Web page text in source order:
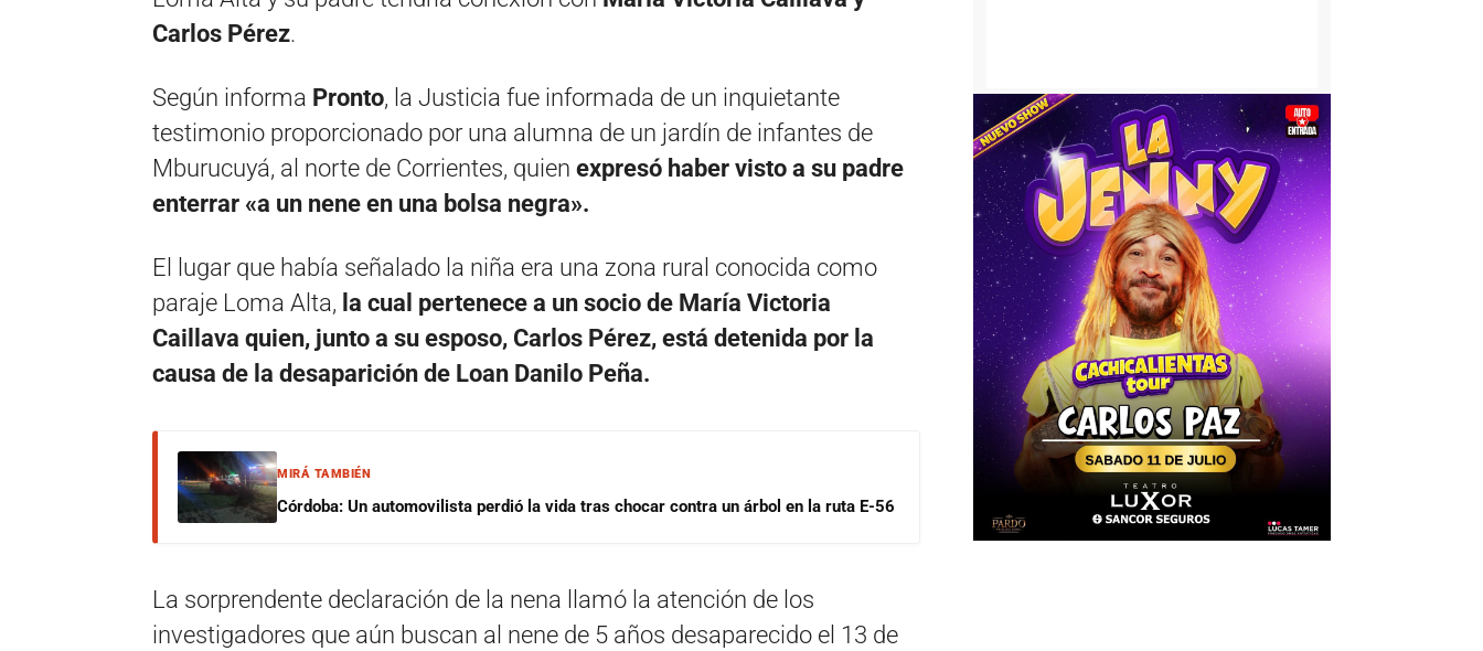
Carlos Pérez.
Según informa Pronto, la Justicia fue informada de un inquietante
testimonio proporcionado por una alumna de un jardín de infantes de
Mburucuyá, al norte de Corrientes, quien expresó haber visto a su padre
enterrar «a un nene en una bolsa negra».
El lugar que había señalado la niña era una zona rural conocida como
paraje Loma Alta, la cual pertenece a un socio de María Victoria
Caillava quien, junto a su esposo, Carlos Pérez, está detenida por la
causa de la desaparición de Loan Danilo Peña.
MIRÁ TAMBIÉN
Córdoba: Un automovilista perdió la vida tras chocar contra un árbol en la ruta E-56
La sorprendente declaración de la nena llamó la atención de los
investigadores que aún buscan al nene de 5 años desaparecido el 13 de